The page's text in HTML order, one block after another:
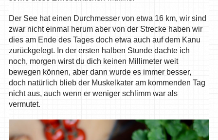
Der See hat einen Durchmesser von etwa 16 km, wir sind
zwar nicht einmal herum aber von der Strecke haben wir
dies am Ende des Tages doch etwa auch auf dem Kanu
zurückgelegt. In der ersten halben Stunde dachte ich
noch, morgen wirst du dich keinen Millimeter weit
bewegen können, aber dann wurde es immer besser,
doch natürlich blieb der Muskelkater am kommenden Tag
nicht aus, auch wenn er weniger schlimm war als
vermutet.